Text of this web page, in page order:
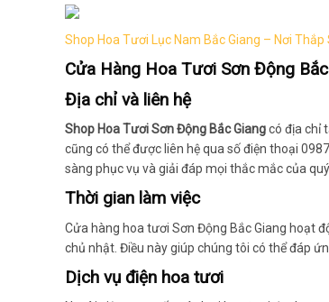
Shop Hoa Tươi Lục Nam Bắc Giang – Nơi Thắp
Cửa Hàng Hoa Tươi Sơn Động
Địa chỉ và liên hệ
Shop Hoa Tươi Sơn Động Bắc Giangcó địa chỉ
cũng có thể được liên hệ qua số điện thoại
sàng phục vụ và giải đáp mọi thắc mắc của
Thời gian làm việc
Cửa hàng hoa tươi Sơn Động Bắc Giang hoạt
chủ nhật. Điều này giúp chúng tôi có thể đáp
Dịch vụ điện hoa tươi